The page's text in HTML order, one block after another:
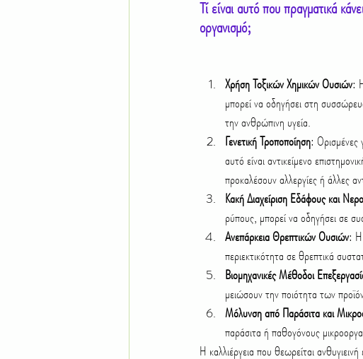
Τί είναι αυτό που πραγματικά
οργανισμό;
Χρήση Τοξικών Χημικών Ουσιών:
μπορεί να οδηγήσει στη
την ανθρώπινη υγεία.
Γενετική Τροποποίηση: Ορισμένες
αυτό είναι αντικείμενο
προκαλέσουν αλλεργίες ή άλλες
Κακή Διαχείριση Εδάφους και
ρύπους, μπορεί να οδηγήσει σε
Ανεπάρκεια Θρεπτικών Ουσιών: Η
περιεκτικότητα σε θρεπτικά
Βιομηχανικές Μέθοδοι
μειώσουν την ποιότητα των
Μόλυνση από Παράσιτα και
παράσιτα ή παθογόνους
Η καλλιέργεια που θεωρείται